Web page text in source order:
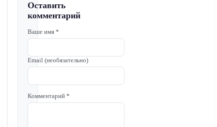
Оставить
комментарий
Ваше имя *
Email (необязательно)
Комментарий *